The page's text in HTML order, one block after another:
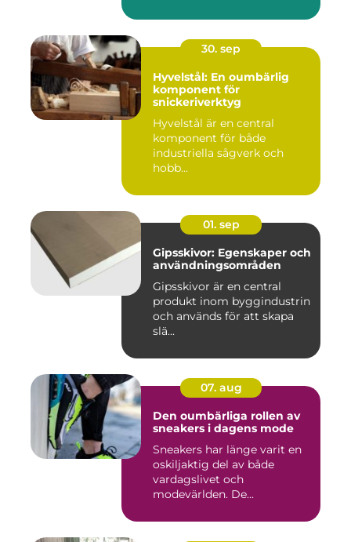
30. sep
Hyvelstål: En oumbärlig
komponent för
snickeriverktyg
Hyvelstål är en central
komponent för både
industriella sågverk och
hobb...
01. sep
Gipsskivor: Egenskaper och
användningsområden
Gipsskivor är en central
produkt inom byggindustrin
och används för att skapa
slä...
07. aug
Den oumbärliga rollen av
sneakers i dagens mode
Sneakers har länge varit en
oskiljaktig del av både
vardagslivet och
modevärlden. De...